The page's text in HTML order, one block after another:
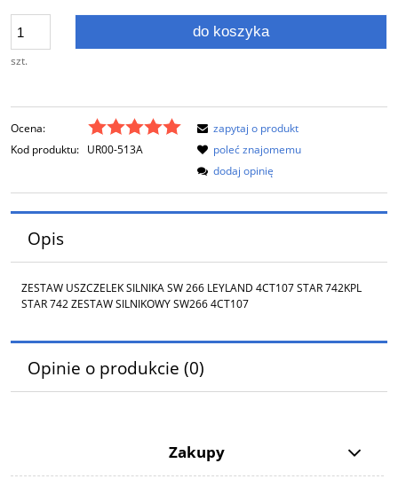
szt.
do koszyka
Ocena:
Kod produktu: UR00-513A
zapytaj o produkt
poleć znajomemu
dodaj opinię
Opis
ZESTAW USZCZELEK SILNIKA SW 266 LEYLAND 4CT107 STAR 742KPL
STAR 742 ZESTAW SILNIKOWY SW266 4CT107
Opinie o produkcie (0)
Zakupy